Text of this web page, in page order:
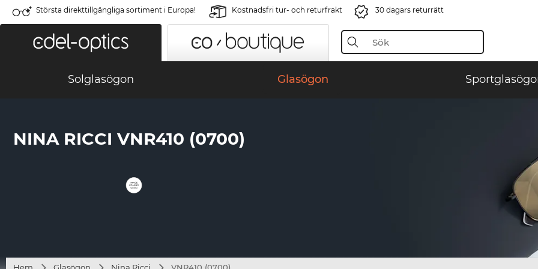
Största direkttillgängliga sortiment i Europa! Kostnadsfri tur- och returfrakt 30 dagars returrätt
Solglasögon Glasögon
NINA RICCI VNR410 (0700)